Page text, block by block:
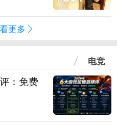
更多
电竞
：免费